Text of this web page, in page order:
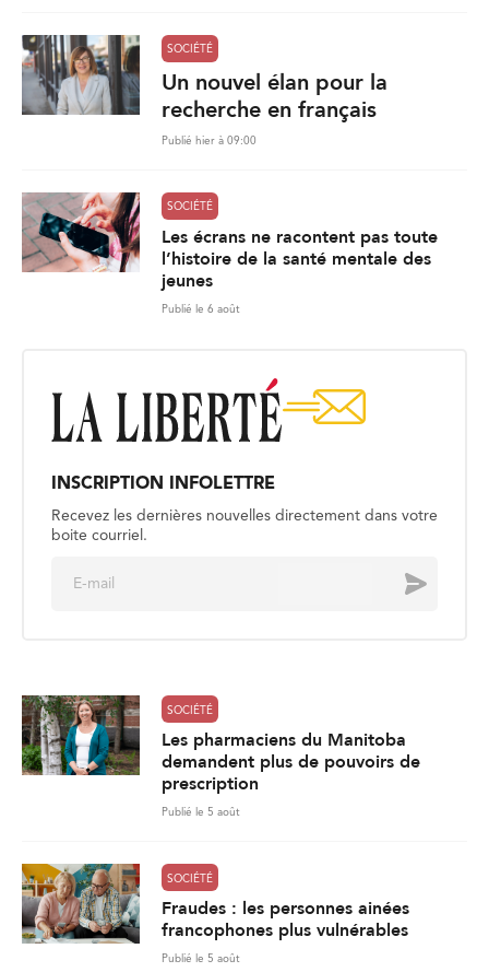
SOCIÉTÉ
Un nouvel élan pour la
recherche en français
Publié hier à 09:00
SOCIÉTÉ
Les écrans ne racontent pas toute
l’histoire de la santé mentale des
jeunes
Publié le 6 août
INSCRIPTION INFOLETTRE
Recevez les dernières nouvelles directement dans votre
boite courriel.
Envoyer
SOCIÉTÉ
Les pharmaciens du Manitoba
demandent plus de pouvoirs de
prescription
Publié le 5 août
SOCIÉTÉ
Fraudes : les personnes ainées
francophones plus vulnérables
Publié le 5 août